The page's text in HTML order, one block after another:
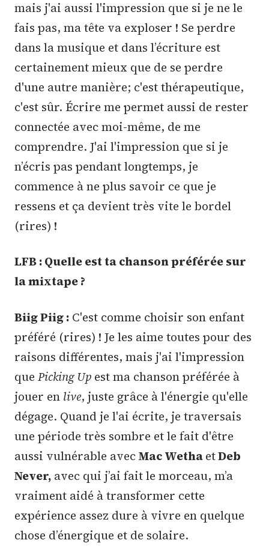
mais j'ai aussi l'impression que si je ne le
fais pas, ma tête va exploser ! Se perdre
dans la musique et dans l’écriture est
certainement mieux que de se perdre
d'une autre manière; c'est thérapeutique,
c'est sûr. Écrire me permet aussi de rester
connectée avec moi-même, de me
comprendre. J'ai l'impression que si je
n’écris pas pendant longtemps, je
commence à ne plus savoir ce que je
ressens et ça devient très vite le bordel
(rires) !
LFB : Quelle est ta chanson préférée sur
la mixtape ?
Biig Piig : C'est comme choisir son enfant
préféré (rires) ! Je les aime toutes pour des
raisons différentes, mais j'ai l'impression
que Picking Up est ma chanson préférée à
jouer en live, juste grâce à l'énergie qu'elle
dégage. Quand je l'ai écrite, je traversais
une période très sombre et le fait d'être
aussi vulnérable avecMac WethaetDeb
Never, avec qui j’ai fait le morceau, m’a
vraiment aidé à transformer cette
expérience assez dure à vivre en quelque
chose d’énergique et de solaire.